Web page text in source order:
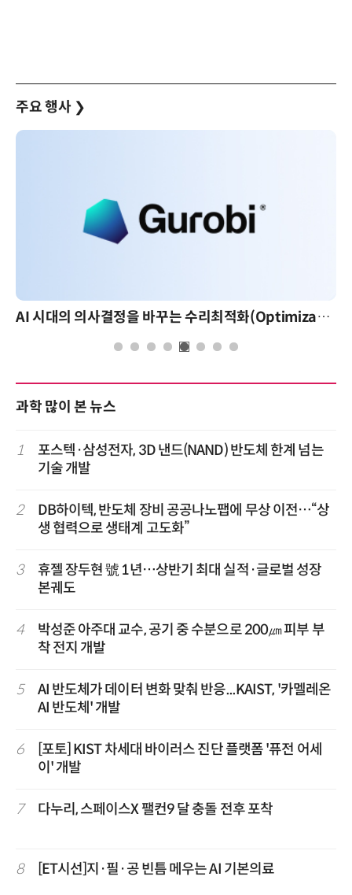
주요 행사 ❯
AI 시대의 의사결정을 바꾸는 수리최적화(Optimization): 실제 산업 적용 사례와 활용 전략
과학 많이 본 뉴스
1
포스텍·삼성전자, 3D 낸드(NAND) 반도체 한계 넘는
기술 개발
2
DB하이텍, 반도체 장비 공공나노팹에 무상 이전…“상
생 협력으로 생태계 고도화”
3
휴젤 장두현 號 1년…상반기 최대 실적·글로벌 성장
본궤도
4
박성준 아주대 교수, 공기 중 수분으로 200㎛ 피부 부
착 전지 개발
5
AI 반도체가 데이터 변화 맞춰 반응...KAIST, '카멜레온
AI 반도체' 개발
6
[포토] KIST 차세대 바이러스 진단 플랫폼 '퓨전 어세
이' 개발
7 다누리, 스페이스X 팰컨9 달 충돌 전후 포착
8 [ET시선]지·필·공 빈틈 메우는 AI 기본의료